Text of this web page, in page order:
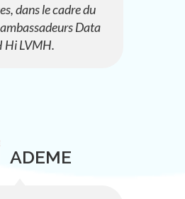
dans le cadre du
Data
Hi LVMH.
ADEME